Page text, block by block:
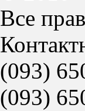
Все
(093)
(093)